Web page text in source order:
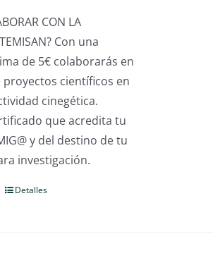
CON LA
Con una
de 5€ colaborarás en
científicos en
cinegética.
que acredita tu
y del destino de tu
investigación.
Detalles